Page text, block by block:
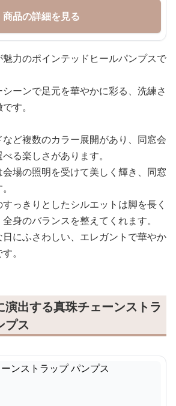
商品の詳細を見る
力のポインテッドヒールパンプスで
ーンで足元を華やかに彩る、洗練さ
す。
ど複数のカラー展開があり、同窓会
る楽しさがあります。
場の照明を受けて美しく輝き、同窓
っきりとしたシルエットは脚を長く
身のバランスを整えてくれます。
にふさわしい、エレガントで華やか
。
演出する真珠チェーンストラ
プス